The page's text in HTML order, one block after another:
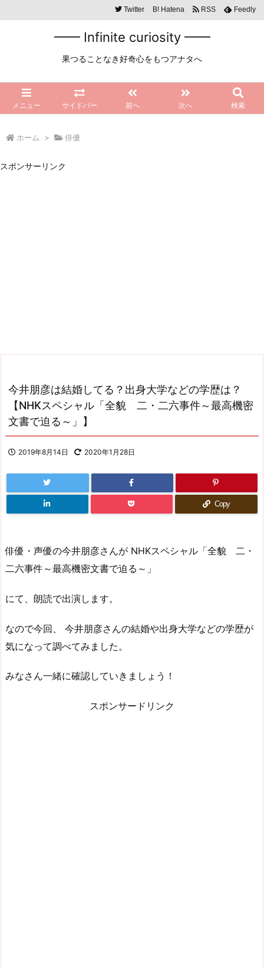
━━ Infinite curiosity ━━
果つることなき好奇心をもつアナタへ
メニュー サイドバー 前へ 次へ 検索
Twitter B! Hatena RSS Feedly
ホーム > 俳優
スポンサーリンク
今井朋彦は結婚してる？出身大学などの学歴は？
【NHKスペシャル「全貌 二・二六事件～最高機密
文書で迫る～」】
2019年8月14日 2020年1月28日
Copy
俳優・声優の今井朋彦さんが NHKスペシャル「全貌 二・
二六事件～最高機密文書で迫る～」
にて、朗読で出演します。
なので今回、 今井朋彦さんの結婚や出身大学などの学歴が
気になって調べてみました。
みなさん一緒に確認していきましょう！
スポンサードリンク